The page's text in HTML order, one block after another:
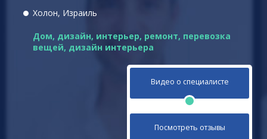
Холон, Израиль
Дом, дизайн, интерьер, ремонт, перевозка
вещей, дизайн интерьера
Видео о специалисте
Посмотреть отзывы